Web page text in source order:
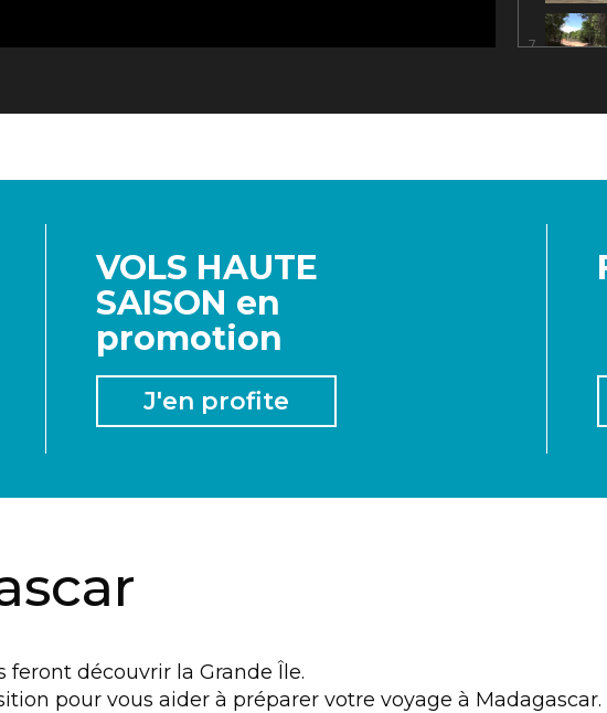
7
8
VOLS HAUTE
SAISON en
promotion
J'en profite
feront découvrir la Grande Île.
pour vous aider à préparer votre voyage à Madagascar.